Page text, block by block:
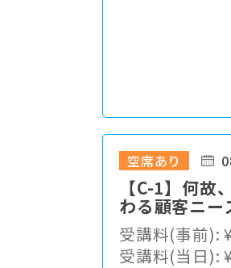
空席あり
【C-1】何
わる顧客ニ
か・・・
受講料(事前):
受講料(当日):